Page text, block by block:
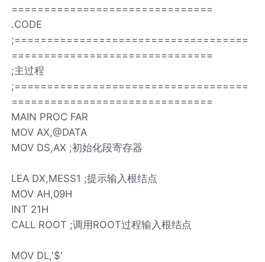
===============================
.CODE
;====================================
===============================
;主过程
;====================================
===============================
MAIN PROC FAR
MOV AX,@DATA
MOV DS,AX ;初始化段寄存器
LEA DX,MESS1 ;提示输入根结点
MOV AH,09H
INT 21H
CALL ROOT ;调用ROOT过程输入根结点
MOV DL,'$'